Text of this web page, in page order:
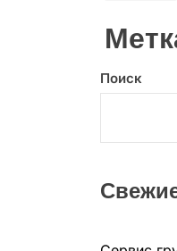
Поиск